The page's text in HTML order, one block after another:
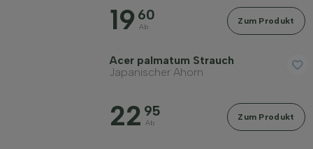
19 60
Ab
Zum Produkt
Acer palmatum Strauch
Japanischer Ahorn
22 95
Ab
Zum Produkt